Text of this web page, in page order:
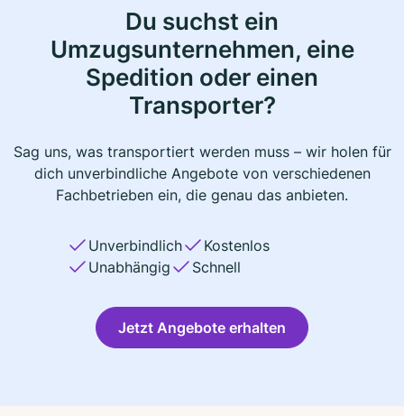
Du suchst ein
Umzugsunternehmen, eine
Spedition oder einen
Transporter?
Sag uns, was transportiert werden muss – wir holen für
dich unverbindliche Angebote von verschiedenen
Fachbetrieben ein, die genau das anbieten.
Unverbindlich
Kostenlos
Unabhängig
Schnell
Jetzt Angebote erhalten